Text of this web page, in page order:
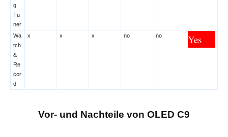
g
Tu
ner
Wa
tch
&
Re
cor
d
x x x no no Yes
Vor- und Nachteile von OLED C9